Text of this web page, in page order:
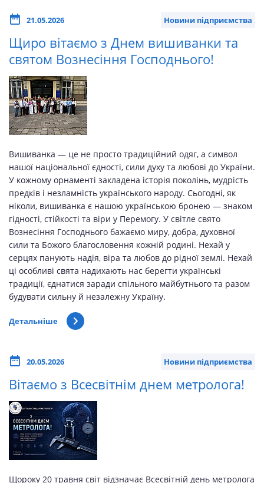
21.05.2026 Новини підприємства
Щиро вітаємо з Днем вишиванки та
святом Вознесіння Господнього!
Вишиванка — це не просто традиційний одяг, а символ
нашої національної єдності, сили духу та любові до України.
У кожному орнаменті закладена історія поколінь, мудрість
предків і незламність українського народу. Сьогодні, як
ніколи, вишиванка є нашою українською бронею — знаком
гідності, стійкості та віри у Перемогу. У світле свято
Вознесіння Господнього бажаємо миру, добра, духовної
сили та Божого благословення кожній родині. Нехай у
серцях панують надія, віра та любов до рідної землі. Нехай
ці особливі свята надихають нас берегти українські
традиції, єднатися заради спільного майбутнього та разом
будувати сильну й незалежну Україну.
Детальніше
20.05.2026 Новини підприємства
Вітаємо з Всесвітнім днем метролога!
Щороку 20 травня світ відзначає Всесвітній день метролога